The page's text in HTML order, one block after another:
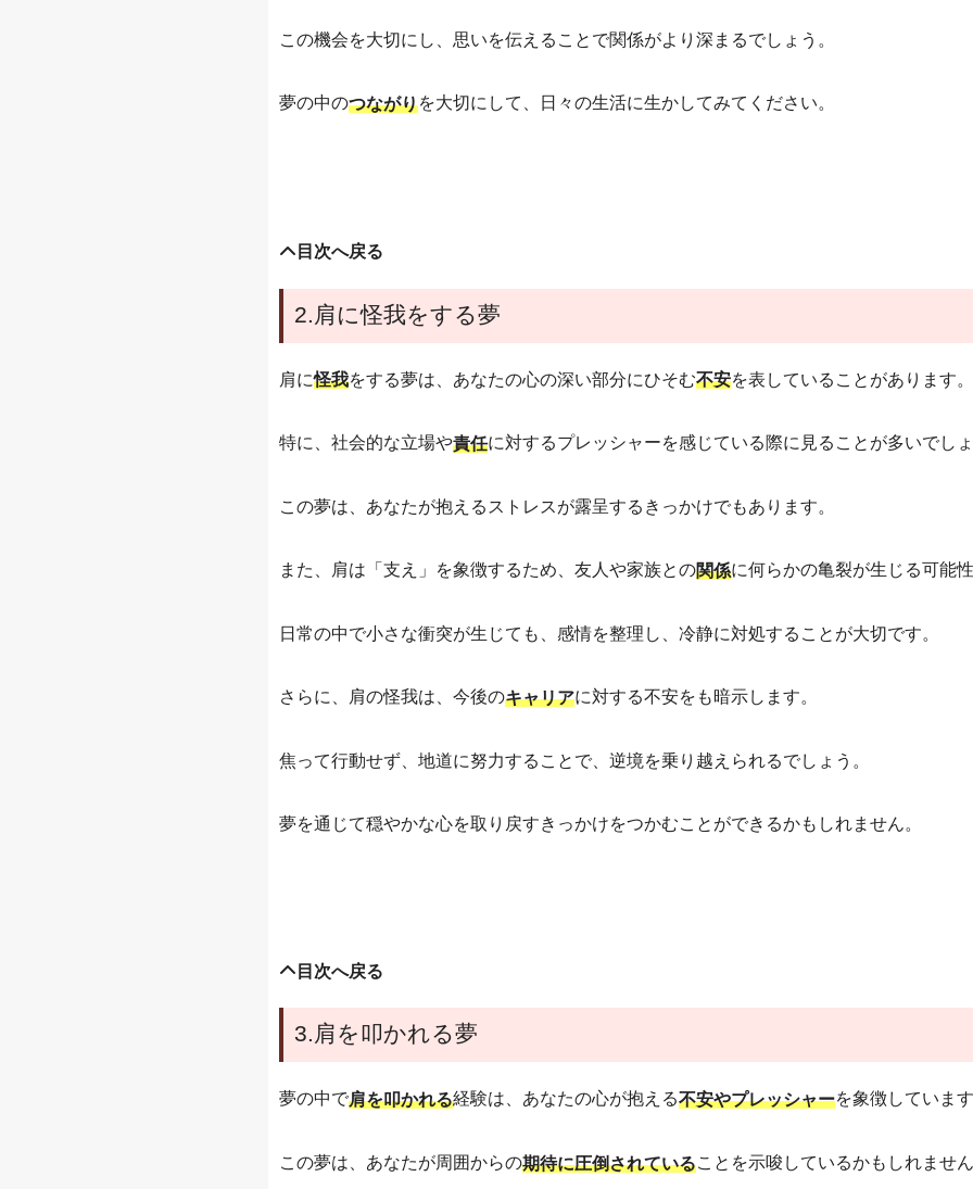
この機会を大切にし、思いを伝えることで関係がより深まるでしょう。
夢の中のつながりを大切にして、日々の生活に生かしてみてください。
目次へ戻る
2.肩に怪我をする夢
肩に怪我をする夢は、あなたの心の深い部分にひそむ不安を表していることがあります。
特に、社会的な立場や責任に対するプレッシャーを感じている際に見ることが多いでしょ
この夢は、あなたが抱えるストレスが露呈するきっかけでもあります。
また、肩は「支え」を象徴するため、友人や家族との関係に何らかの亀裂が生じる可能
日常の中で小さな衝突が生じても、感情を整理し、冷静に対処することが大切です。
さらに、肩の怪我は、今後のキャリアに対する不安をも暗示します。
焦って行動せず、地道に努力することで、逆境を乗り越えられるでしょう。
夢を通じて穏やかな心を取り戻すきっかけをつかむことができるかもしれません。
目次へ戻る
3.肩を叩かれる夢
夢の中で肩を叩かれる経験は、あなたの心が抱える不安やプレッシャーを象徴しています
この夢は、あなたが周囲からの期待に圧倒されていることを示唆しているかもしれません